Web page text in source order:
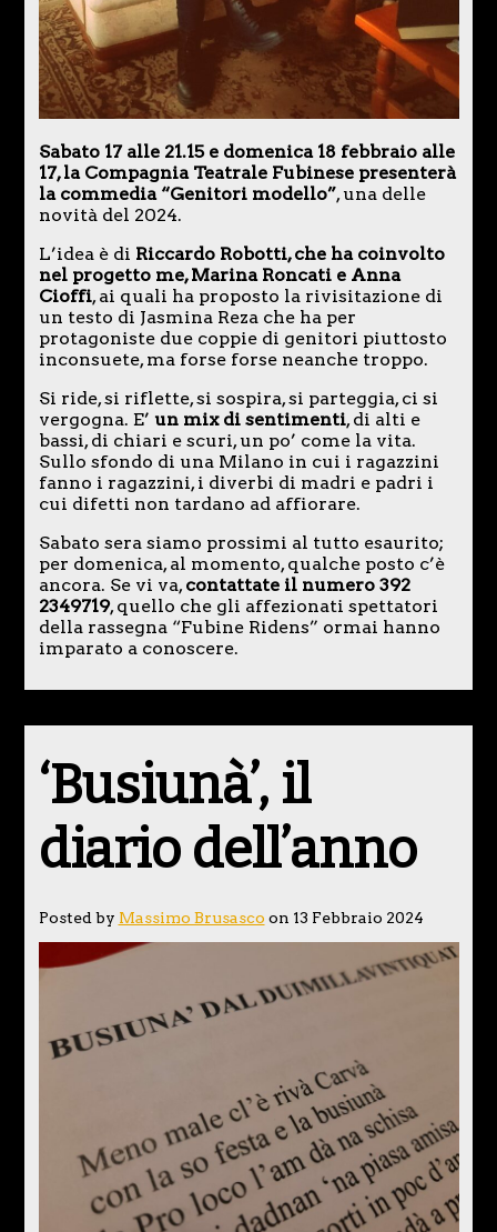
Sabato 17 alle 21.15 e domenica 18 febbraio alle
17, la Compagnia Teatrale Fubinese presenterà
la commedia “Genitori modello”, una delle
novità del 2024.
L’idea è di Riccardo Robotti, che ha coinvolto
nel progetto me, Marina Roncati e Anna
Cioffi, ai quali ha proposto la rivisitazione di
un testo di Jasmina Reza che ha per
protagoniste due coppie di genitori piuttosto
inconsuete, ma forse forse neanche troppo.
Si ride, si riflette, si sospira, si parteggia, ci si
vergogna. E’ un mix di sentimenti, di alti e
bassi, di chiari e scuri, un po’ come la vita.
Sullo sfondo di una Milano in cui i ragazzini
fanno i ragazzini, i diverbi di madri e padri i
cui difetti non tardano ad affiorare.
Sabato sera siamo prossimi al tutto esaurito;
per domenica, al momento, qualche posto c’è
ancora. Se vi va,contattate il numero 392
2349719, quello che gli affezionati spettatori
della rassegna “Fubine Ridens” ormai hanno
imparato a conoscere.
‘Busiunà’, il
diario dell’anno
Posted by Massimo Brusasco on 13 Febbraio 2024